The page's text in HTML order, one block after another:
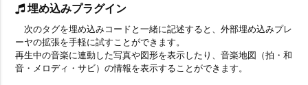
埋め込みプラグイン
次のタグを埋め込みコードと一緒に記述すると、外部埋め込みプレ
ーヤの拡張を手軽に試すことができます。
再生中の音楽に連動した写真や図形を表示したり、音楽地図（拍・和
音・メロディ・サビ）の情報を表示することができます。